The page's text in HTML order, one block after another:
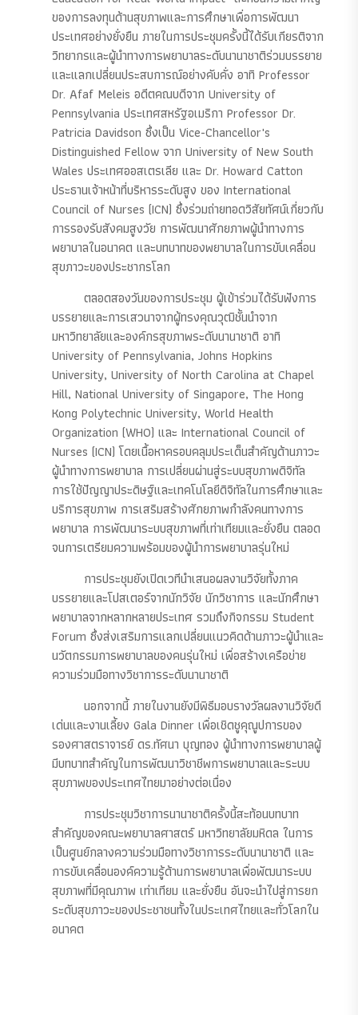
ของการลงทุนด้านสุขภาพและการศึกษาเพื่อการพัฒนา
ประเทศอย่างยั่งยืน ภายในการประชุมครั้งนี้ได้รับเกียรติจาก
วิทยากรและผู้นำทางการพยาบาลระดับนานาชาติร่วมบรรยาย
และแลกเปลี่ยนประสบการณ์อย่างคับคั่ง อาทิ Professor
Dr. Afaf Meleis อดีตคณบดีจาก University of
Pennsylvania ประเทศสหรัฐอเมริกา Professor Dr.
Patricia Davidson ซึ่งเป็น Vice-Chancellor's
Distinguished Fellow จาก University of New South
Wales ประเทศออสเตรเลีย และ Dr. Howard Catton
ประธานเจ้าหน้าที่บริหารระดับสูง ของ International
Council of Nurses (ICN) ซึ่งร่วมถ่ายทอดวิสัยทัศน์เกี่ยวกับ
การรองรับสังคมสูงวัย การพัฒนาศักยภาพผู้นำทางการ
พยาบาลในอนาคต และบทบาทของพยาบาลในการขับเคลื่อน
สุขภาวะของประชากรโลก
ตลอดสองวันของการประชุม ผู้เข้าร่วมได้รับฟังการ
บรรยายและการเสวนาจากผู้ทรงคุณวุฒิชั้นนำจาก
มหาวิทยาลัยและองค์กรสุขภาพระดับนานาชาติ อาทิ
University of Pennsylvania, Johns Hopkins
University, University of North Carolina at Chapel
Hill, National University of Singapore, The Hong
Kong Polytechnic University, World Health
Organization (WHO) และ International Council of
Nurses (ICN) โดยเนื้อหาครอบคลุมประเด็นสำคัญด้านภาวะ
ผู้นำทางการพยาบาล การเปลี่ยนผ่านสู่ระบบสุขภาพดิจิทัล
การใช้ปัญญาประดิษฐ์และเทคโนโลยีดิจิทัลในการศึกษาและ
บริการสุขภาพ การเสริมสร้างศักยภาพกำลังคนทางการ
พยาบาล การพัฒนาระบบสุขภาพที่เท่าเทียมและยั่งยืน ตลอด
จนการเตรียมความพร้อมของผู้นำการพยาบาลรุ่นใหม่
การประชุมยังเปิดเวทีนำเสนอผลงานวิจัยทั้งภาค
บรรยายและโปสเตอร์จากนักวิจัย นักวิชาการ และนักศึกษา
พยาบาลจากหลากหลายประเทศ รวมถึงกิจกรรม Student
Forum ซึ่งส่งเสริมการแลกเปลี่ยนแนวคิดด้านภาวะผู้นำและ
นวัตกรรมการพยาบาลของคนรุ่นใหม่ เพื่อสร้างเครือข่าย
ความร่วมมือทางวิชาการระดับนานาชาติ
นอกจากนี้ ภายในงานยังมีพิธีมอบรางวัลผลงานวิจัยดี
เด่นและงานเลี้ยง Gala Dinner เพื่อเชิดชูคุณูปการของ
รองศาสตราจารย์ ดร.ทัศนา บุญทอง ผู้นำทางการพยาบาลผู้
มีบทบาทสำคัญในการพัฒนาวิชาชีพการพยาบาลและระบบ
สุขภาพของประเทศไทยมาอย่างต่อเนื่อง
การประชุมวิชาการนานาชาติครั้งนี้สะท้อนบทบาท
สำคัญของคณะพยาบาลศาสตร์ มหาวิทยาลัยมหิดล ในการ
เป็นศูนย์กลางความร่วมมือทางวิชาการระดับนานาชาติ และ
การขับเคลื่อนองค์ความรู้ด้านการพยาบาลเพื่อพัฒนาระบบ
สุขภาพที่มีคุณภาพ เท่าเทียม และยั่งยืน อันจะนำไปสู่การยก
ระดับสุขภาวะของประชาชนทั้งในประเทศไทยและทั่วโลกใน
อนาคต